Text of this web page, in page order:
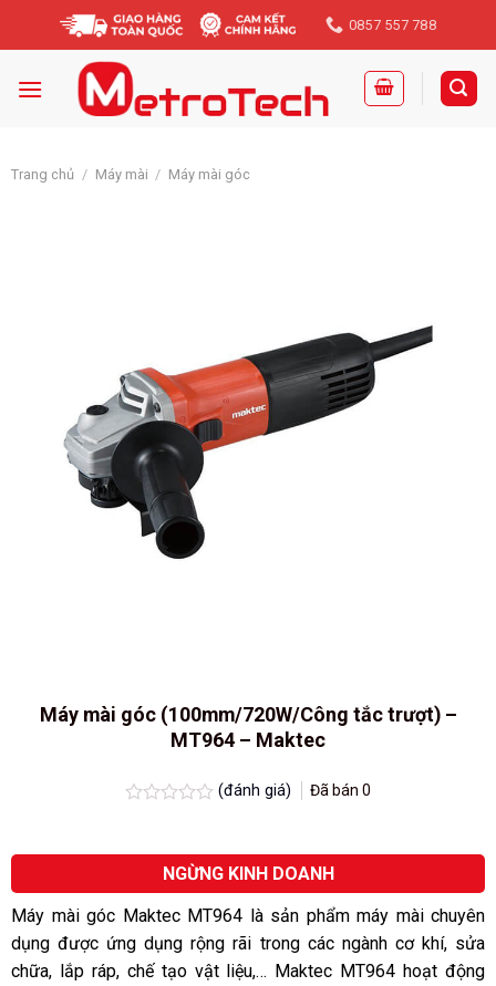
0857 557 788
Trang chủ / Máy mài / Máy mài góc
Máy mài góc (100mm/720W/Công tắc trượt) –
MT964 – Maktec
hạng
sao
(đánh giá) Đã bán0
NGỪNG KINH DOANH
Máy mài góc Maktec MT964 là sản phẩm máy mài chuyên
dụng được ứng dụng rộng rãi trong các ngành cơ khí, sửa
chữa, lắp ráp, chế tạo vật liệu,… Maktec MT964 hoạt động